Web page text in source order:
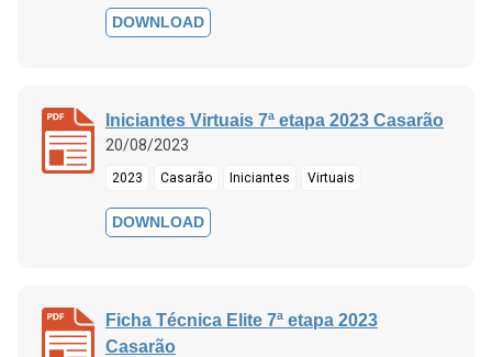
DOWNLOAD
Iniciantes Virtuais 7ª etapa 2023 Casarão
20/08/2023
2023 Casarão Iniciantes Virtuais
DOWNLOAD
Ficha Técnica Elite 7ª etapa 2023
Casarão